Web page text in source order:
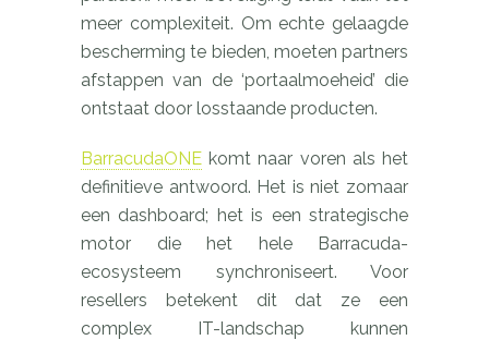
meer complexiteit. Om echte gelaagde
bescherming te bieden, moeten partners
afstappen van de ‘portaalmoeheid’ die
ontstaat door losstaande producten.
BarracudaONE komt naar voren als het
definitieve antwoord. Het is niet zomaar
een dashboard; het is een strategische
motor die het hele Barracuda-
ecosysteem synchroniseert. Voor
resellers betekent dit dat ze een
complex IT-landschap kunnen